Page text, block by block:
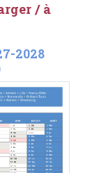
/ à
2028